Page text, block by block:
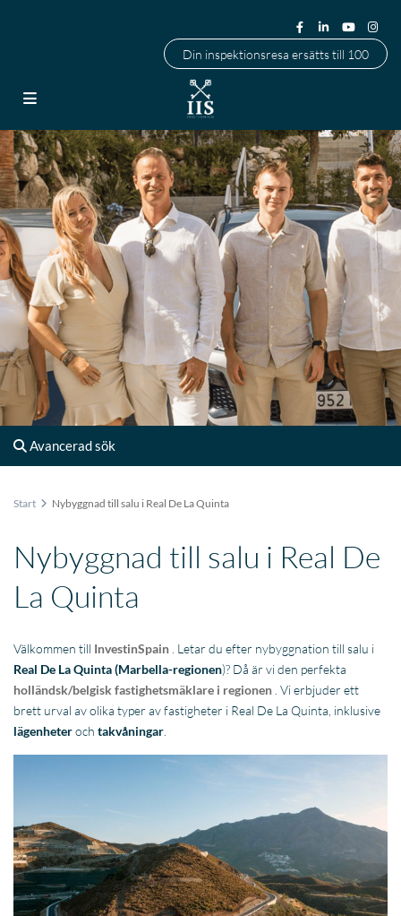
Din inspektionsresa ersätts till 100
Avancerad sök
Start Nybyggnad till salu i Real De La Quinta
Nybyggnad till salu i Real De
La Quinta
Välkommen till InvestinSpain . Letar du efter nybyggnation till salu i
Real De La Quinta(Marbella-regionen)? Då är vi den perfekta
holländsk/belgisk fastighetsmäklare i regionen . Vi erbjuder ett
brett urval av olika typer av fastigheter i Real De La Quinta, inklusive
lägenheterochtakvåningar